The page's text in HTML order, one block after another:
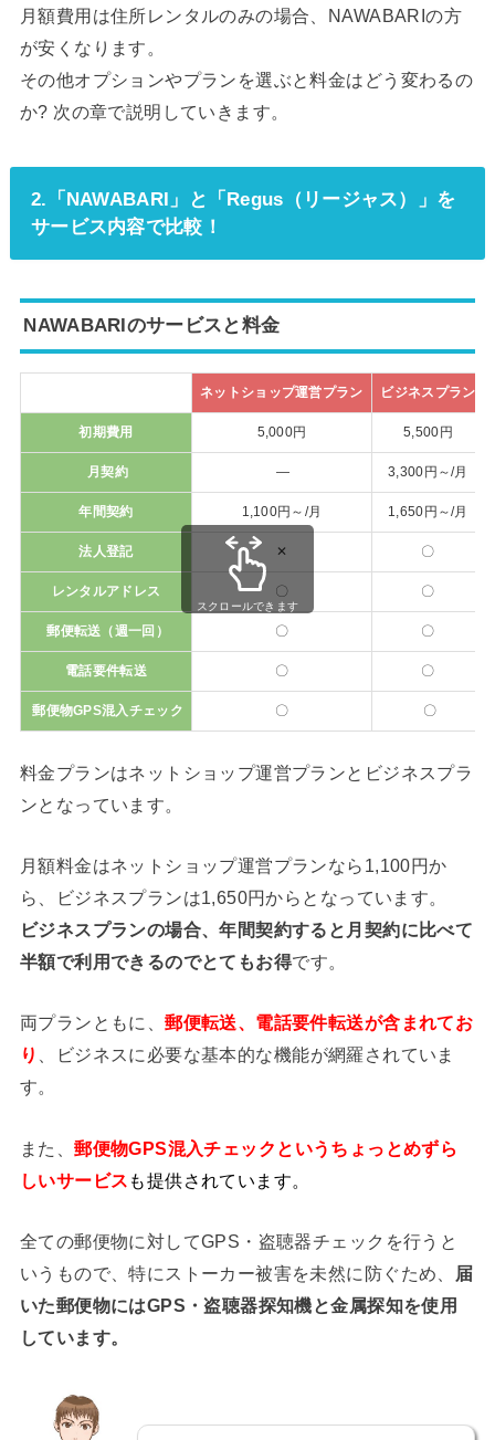
月額費用は住所レンタルのみの場合、NAWABARIの方
が安くなります。
その他オプションやプランを選ぶと料金はどう変わるの
か? 次の章で説明していきます。
2.「NAWABARI」と「Regus（リージャス）」を
サービス内容で比較！
NAWABARIのサービスと料金
ネットショップ運営プラン ビジネスプラン
初期費用 5,000円 5,500円
月契約 ― 3,300円～/月
年間契約 1,100円～/月 1,650円～/月
法人登記 ✕ 〇
レンタルアドレス 〇 〇
郵便転送（週一回） 〇 〇
電話要件転送 〇 〇
郵便物GPS混入チェック 〇 〇
スクロールできます
料金プランはネットショップ運営プランとビジネスプラ
ンとなっています。
月額料金はネットショップ運営プランなら1,100円か
ら、ビジネスプランは1,650円からとなっています。
ビジネスプランの場合、年間契約すると月契約に比べて
半額で利用できるのでとてもお得です。
両プランともに、郵便転送、電話要件転送が含まれてお
り
、ビジネスに必要な基本的な機能が網羅されていま
す。
また、郵便物GPS混入チェックというちょっとめずら
しいサービス も提供されています。
全ての郵便物に対してGPS・盗聴器チェックを行うと
いうもので、特にストーカー被害を未然に防ぐため、
届
いた郵便物にはGPS・盗聴器探知機と金属探知を使用
しています。